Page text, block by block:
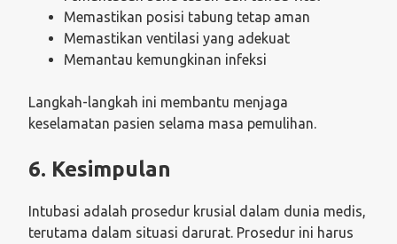
Memastikan posisi tabung tetap aman
Memastikan ventilasi yang adekuat
Memantau kemungkinan infeksi
Langkah-langkah ini membantu menjaga
keselamatan pasien selama masa pemulihan.
6. Kesimpulan
Intubasi adalah prosedur krusial dalam dunia medis,
terutama dalam situasi darurat. Prosedur ini harus